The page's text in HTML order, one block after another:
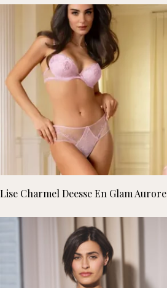
Lees verder
Lise Charmel Deesse En Glam Aurore